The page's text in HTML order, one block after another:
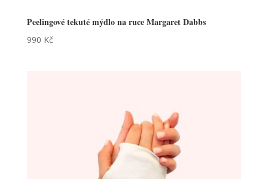
Peelingové tekuté mýdlo na ruce Margaret Dabbs
990 Kč